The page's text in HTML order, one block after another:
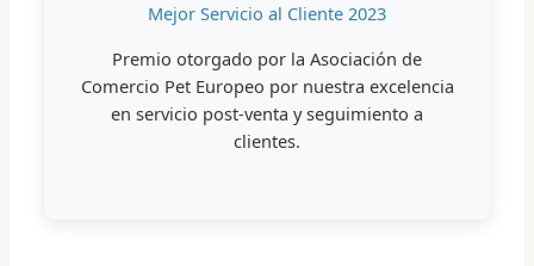
Mejor Servicio al Cliente 2023
Premio otorgado por la Asociación de
Comercio Pet Europeo por nuestra excelencia
en servicio post-venta y seguimiento a
clientes.